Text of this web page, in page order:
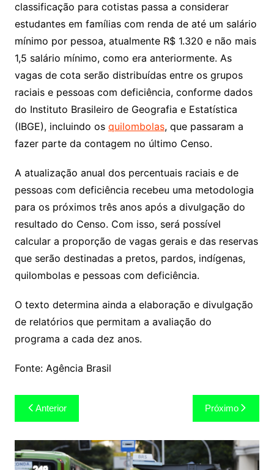
classificação para cotistas passa a considerar
estudantes em famílias com renda de até um salário
mínimo por pessoa, atualmente R$ 1.320 e não mais
1,5 salário mínimo, como era anteriormente. As
vagas de cota serão distribuídas entre os grupos
raciais e pessoas com deficiência, conforme dados
do Instituto Brasileiro de Geografia e Estatística
(IBGE), incluindo os quilombolas, que passaram a
fazer parte da contagem no último Censo.
A atualização anual dos percentuais raciais e de
pessoas com deficiência recebeu uma metodologia
para os próximos três anos após a divulgação do
resultado do Censo. Com isso, será possível
calcular a proporção de vagas gerais e das reservas
que serão destinadas a pretos, pardos, indígenas,
quilombolas e pessoas com deficiência.
O texto determina ainda a elaboração e divulgação
de relatórios que permitam a avaliação do
programa a cada dez anos.
Fonte: Agência Brasil
Navegação
de
Post
Anterior Próximo